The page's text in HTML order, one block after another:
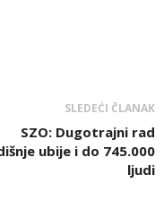
SLEDEĆI ČLANAK
SZO: Dugotrajni rad
ubije i do 745.000
ljudi